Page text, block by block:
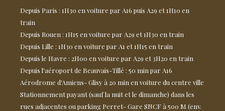
Depuis Paris : 1H30 en voiture par A16 puis A29 et 1H10 en
train
Depuis Rouen : 1H15 en voiture par A29 et 1H30 en train
Depuis Lille : 1H30 en voiture par A1 et 1H15 en train
Depuis le Havre : 2H00 en voiture par A29 et 3H20 en train
Depuis l'aéroport de Beauvais-Tillé : 50 min par A16
Aérodrome d'Amiens- Glisy à 20 min en voiture du centre ville
Stationnement payant (sauf la nuit et le dimanche) dans les
rues adjacentes ou parking Perret- Gare SNCF à 500 M (env.